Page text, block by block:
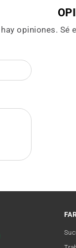
opiniones. Sé